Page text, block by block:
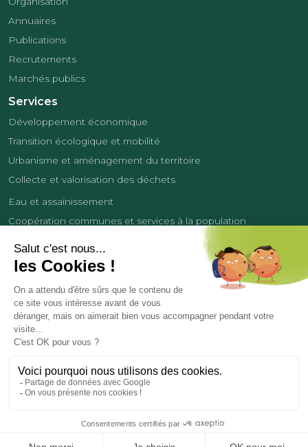
Annuaires
Publications
Recrutements
Marchés publics
Services
Développement économique
Transition écologique et mobilité
Urbanisme et aménagement du territoire
Collecte et valorisation des déchets
Eau et assainissement
Coopération communes et services à la population
Développement économique
Contact Tourisme
Politique de confidentialité
Mentions légales
© COMMUNAUTÉ DE COMMUNES DES LISIÈRES DE L’OISE
Réalisation et hébergement par